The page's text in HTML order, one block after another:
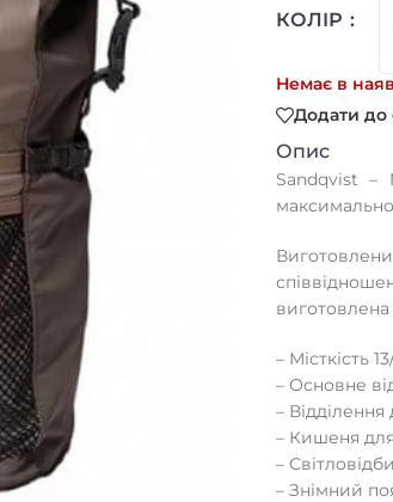
КОЛІР
Немає в
Додати до
Опис
Sandqvist –
– Місткість
– Основне
–
– Кишеня для
–
– Знімний